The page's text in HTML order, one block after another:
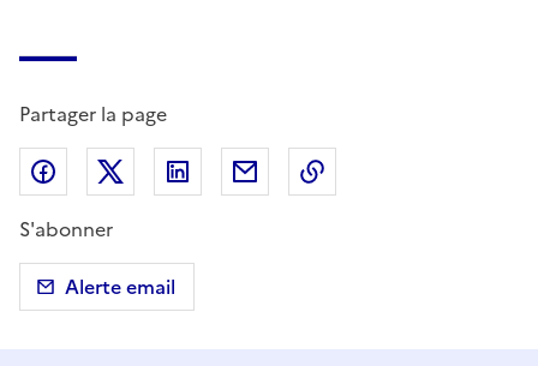
Partager la page
Partager sur Facebook
Partager sur X (anciennement Twitter)
Partager sur LinkedIn
Partager par email
S'abonner
Alerte email